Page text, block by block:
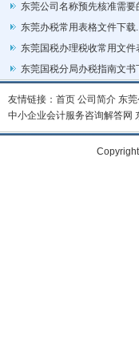
东莞公司名称预先核准需要
东莞办税常用表格文件下载
东莞国税办理税收常用文件
东莞国税分局办税指南文书
友情链接： 首页 公司简介 东
中小企业会计服务咨询解答网